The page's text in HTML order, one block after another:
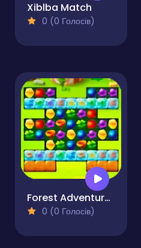
Xiblba Match
0 (0 Голосів)
Forest Adventure Match 3
0 (0 Голосів)